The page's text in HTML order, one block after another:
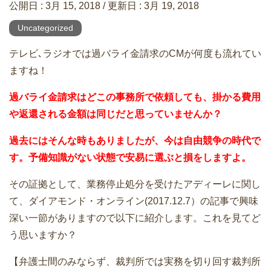
公開日 : 3月 15, 2018 / 更新日 : 3月 19, 2018
Uncategorized
テレビ､ラジオでは過バライ金請求のCMが何度も流れてい
ますね！
過バライ金請求はどこの事務所で依頼しても、掛かる費用
や返還される金額は同じだと思っていませんか？
過去にはそんな時もありましたが、今は自由競争の時代で
す。予備知識がない状態で安易に選ぶと損をしますよ。
その証拠として、業務停止処分を受けたアディーレに関し
て、ダイアモンド・オンライン(2017.12.7）の記事で興味
深い一節がありますので以下に紹介します。これを見てど
う思いますか？
【弁護士間のみならず、裁判所では実務を切り回す裁判所